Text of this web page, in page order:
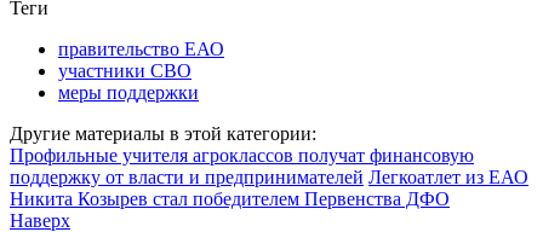
Теги
правительство ЕАО
участники СВО
меры поддержки
Другие материалы в этой категории:
Профильные учителя агроклассов получат финансовую
поддержку от власти и предпринимателей Легкоатлет из ЕАО
Никита Козырев стал победителем Первенства ДФО
Наверх